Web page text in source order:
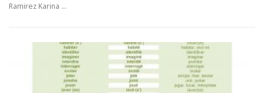
Ramirez Karina …